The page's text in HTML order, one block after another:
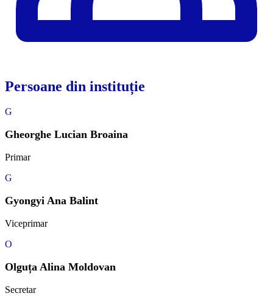
Persoane din instituție
G
Gheorghe Lucian Broaina
Primar
G
Gyongyi Ana Balint
Viceprimar
O
Olguța Alina Moldovan
Secretar